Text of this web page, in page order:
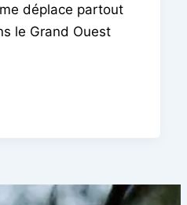
déplace partout
le Grand Ouest